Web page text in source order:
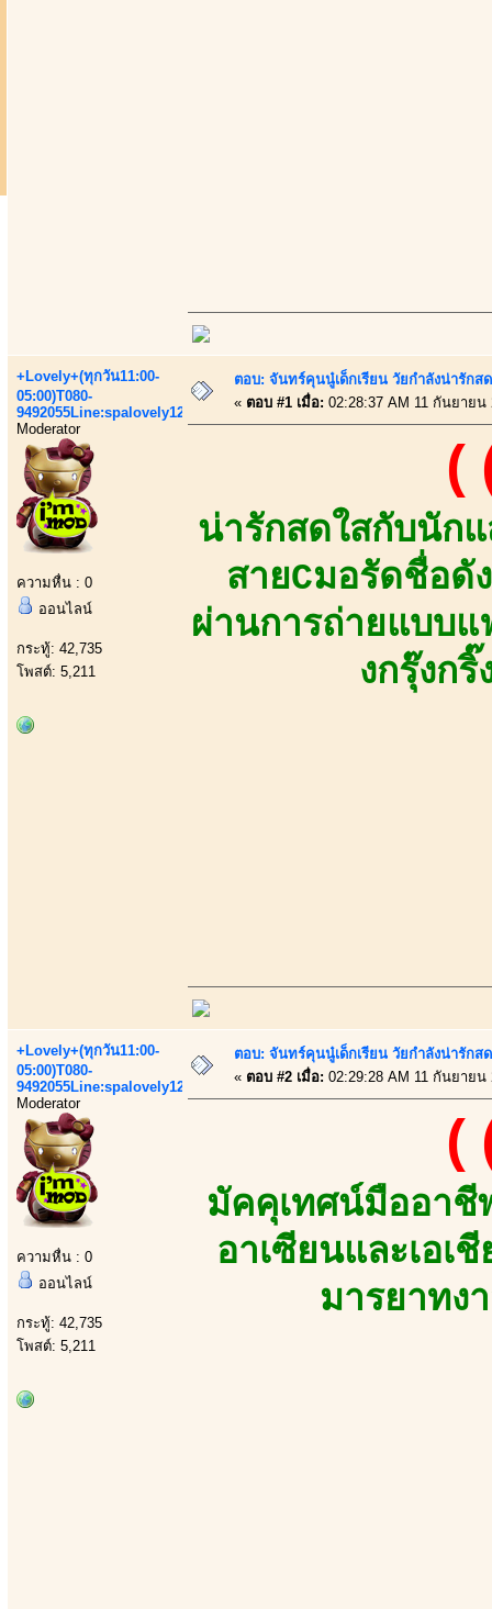
+Lovely+(ทุกวัน11:00-
05:00)T080-
9492055Line:spalovely123
Moderator
ความหื่น : 0
ออนไลน์
กระทู้: 42,735
โพสต์: 5,211
ตอบ: จันทร์คุนนู๋เด็กเรียน วัยกำลังน่ารัก
« ตอบ #1 เมื่อ: 02:28:37 AM 11 กันยายน
น่ารักสดใสกับนัก
สายCมอรัดชื่อดั
ผ่านการถ่ายแบบ
งกรุ๊งก
+Lovely+(ทุกวัน11:00-
05:00)T080-
9492055Line:spalovely123
Moderator
ความหื่น : 0
ออนไลน์
กระทู้: 42,735
โพสต์: 5,211
ตอบ: จันทร์คุนนู๋เด็กเรียน วัยกำลังน่ารัก
« ตอบ #2 เมื่อ: 02:29:28 AM 11 กันยายน
มัคคุเทศน์มืออาชี
อาเซียนและเอ
มารยาทง